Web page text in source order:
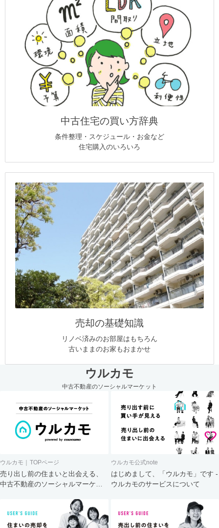
中古住宅の買い方辞典
条件整理・スケジュール・お金など
住宅購入のいろいろ
売却の基礎知識
リノベ済みのお部屋はもちろん
古いままのお家もおまかせ
ウルカモ
中古不動産のソーシャルマーケット
ウルカモ｜TOPページ
売り出し前の住まいと出会える、
中古不動産のソーシャルマーケッ
ウルカモ公式note
はじめまして、「ウルカモ」です -
ウルカモのサービスについて